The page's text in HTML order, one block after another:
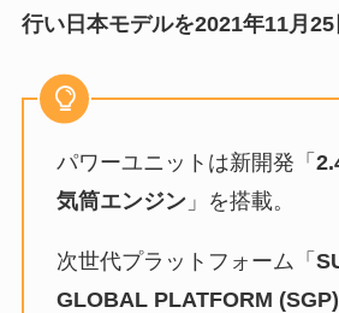
行い日本モデルを2021年11月25
パワーユニットは新開発「
気筒エンジン」を搭載。
次世代プラットフォーム「
GLOBAL PLATFORM (SGP)